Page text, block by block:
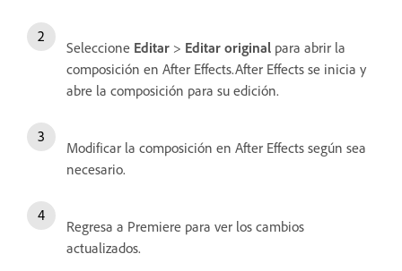
Seleccione Editar > Editar original para abrir la
composición en After Effects.After Effects se inicia y
abre la composición para su edición.
Modificar la composición en After Effects según sea
necesario.
Regresa a Premiere para ver los cambios
actualizados.